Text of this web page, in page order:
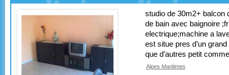
studio de 30m2+ balcon
de bain avec baignoire
electrique;machine a
est situe pres d’un
que d’autres petit
Alpes Maritimes